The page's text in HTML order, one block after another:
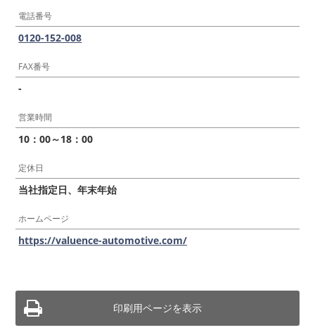
電話番号
0120-152-008
FAX番号
-
営業時間
10：00～18：00
定休日
当社指定日、年末年始
ホームページ
https://valuence-automotive.com/
印刷用ページを表示